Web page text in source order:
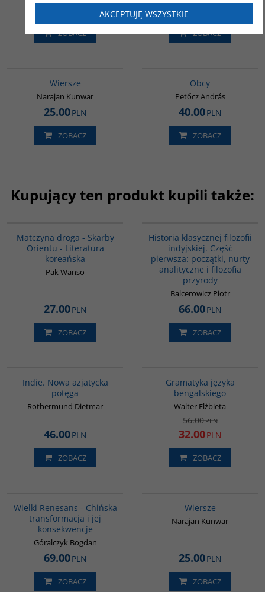
ZOBACZ
45.00
ZOBACZ
Wiersze
Narajan Kunwar
25.00PLN
ZOBACZ
Obcy
Petőcz András
40.00PLN
ZOBACZ
Kupujący ten produkt kupili także:
Matczyna droga - Skarby
Orientu - Literatura
koreańska
Pak Wanso
27.00PLN
ZOBACZ
Historia klasycznej filozofii
indyjskiej. Część
pierwsza: początki, nurty
analityczne i filozofia
przyrody
Balcerowicz Piotr
66.00PLN
ZOBACZ
Indie. Nowa azjatycka
potęga
Rothermund Dietmar
46.00PLN
ZOBACZ
Gramatyka języka
bengalskiego
Walter Elżbieta
56.00PLN
32.00PLN
ZOBACZ
Wielki Renesans - Chińska
transformacja i jej
konsekwencje
Góralczyk Bogdan
69.00PLN
ZOBACZ
Wiersze
Narajan Kunwar
25.00PLN
ZOBACZ
AKCEPTUJĘ WSZYSTKIE